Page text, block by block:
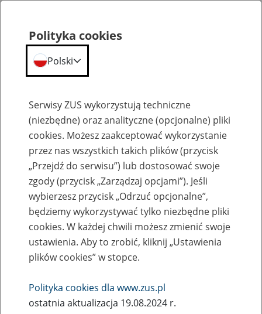
Szkolenia
Zaproś ZUS do siebie - zakładanie profili
eZUS w siedzibie Twojej firmy
Rodzaj wydarzenia
Szkolenia
Polityka cookies
Polski
Serwisy ZUS wykorzystują techniczne
(niezbędne) oraz analityczne (opcjonalne) pliki
cookies. Możesz zaakceptować wykorzystanie
przez nas wszystkich takich plików (przycisk
„Przejdź do serwisu”) lub dostosować swoje
zgody (przycisk „Zarządzaj opcjami”). Jeśli
wybierzesz przycisk „Odrzuć opcjonalne”,
będziemy wykorzystywać tylko niezbędne pliki
cookies. W każdej chwili możesz zmienić swoje
ustawienia. Aby to zrobić, kliknij „Ustawienia
plików cookies” w stopce.
Polityka cookies dla www.zus.pl
ostatnia aktualizacja 19.08.2024 r.